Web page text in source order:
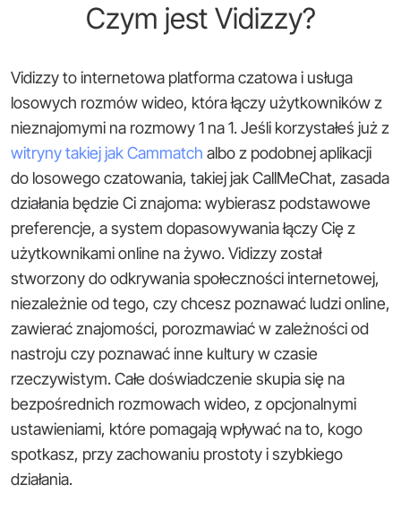
Czym jest Vidizzy?
Vidizzy to internetowa platforma czatowa i usługa
losowych rozmów wideo, która łączy użytkowników z
nieznajomymi na rozmowy 1 na 1. Jeśli korzystałeś już z
witryny takiej jak Cammatch albo z podobnej aplikacji
do losowego czatowania, takiej jak CallMeChat, zasada
działania będzie Ci znajoma: wybierasz podstawowe
preferencje, a system dopasowywania łączy Cię z
użytkownikami online na żywo. Vidizzy został
stworzony do odkrywania społeczności internetowej,
niezależnie od tego, czy chcesz poznawać ludzi online,
zawierać znajomości, porozmawiać w zależności od
nastroju czy poznawać inne kultury w czasie
rzeczywistym. Całe doświadczenie skupia się na
bezpośrednich rozmowach wideo, z opcjonalnymi
ustawieniami, które pomagają wpływać na to, kogo
spotkasz, przy zachowaniu prostoty i szybkiego
działania.